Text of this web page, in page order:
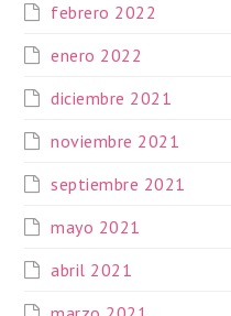
febrero 2022
enero 2022
diciembre 2021
noviembre 2021
septiembre 2021
mayo 2021
abril 2021